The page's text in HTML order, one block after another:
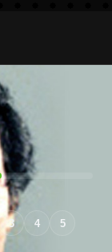
3 4 5